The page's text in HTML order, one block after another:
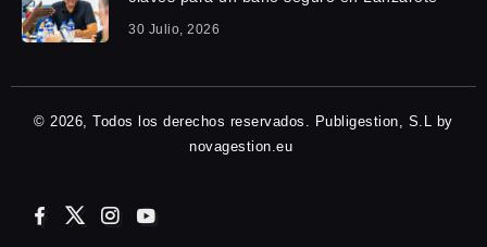
30 Julio, 2026
© 2026, Todos los derechos reservados. Publigestion, S.L by
novagestion.eu